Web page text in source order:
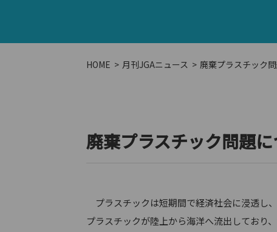
HOME 月刊JGAニュース 廃棄プラスチック
廃棄プラスチック問題
プラスチックは短期間で経済社会に浸透し
プラスチックが陸上から海洋へ流出しており